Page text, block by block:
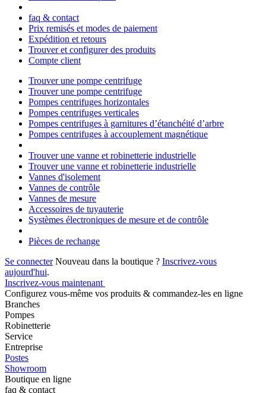
faq & contact
Prix remisés et modes de paiement
Expédition et retours
Trouver et configurer des produits
Compte client
Trouver une pompe centrifuge
Trouver une pompe centrifuge
Pompes centrifuges horizontales
Pompes centrifuges verticales
Pompes centrifuges à garnitures d’étanchéité d’arbre
Pompes centrifuges à accouplement magnétique
Trouver une vanne et robinetterie industrielle
Trouver une vanne et robinetterie industrielle
Vannes d'isolement
Vannes de contrôle
Vannes de mesure
Accessoires de tuyauterie
Systèmes électroniques de mesure et de contrôle
Pièces de rechange
Se connecter Nouveau dans la boutique ? Inscrivez-vous
aujourd'hui.
Inscrivez-vous maintenant
Configurez vous-même vos produits & commandez-les en ligne
Branches
Pompes
Robinetterie
Service
Entreprise
Postes
Showroom
Boutique en ligne
faq & contact